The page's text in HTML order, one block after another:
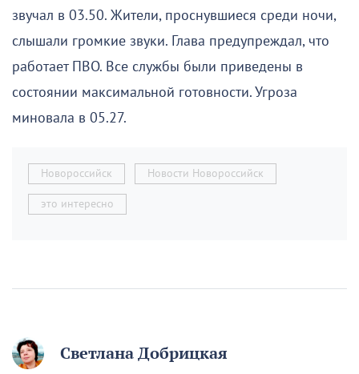
звучал в 03.50. Жители, проснувшиеся среди ночи,
слышали громкие звуки. Глава предупреждал, что
работает ПВО. Все службы были приведены в
состоянии максимальной готовности. Угроза
миновала в 05.27.
Новороссийск Новости Новороссийск
это интересно
Светлана Добрицкая